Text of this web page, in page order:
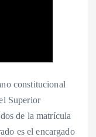
constitucional
Superior
de la matrícula
es el encargado